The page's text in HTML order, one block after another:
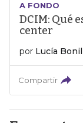
A FONDO
DCIM: Qué
center
por Lucía
Compartir